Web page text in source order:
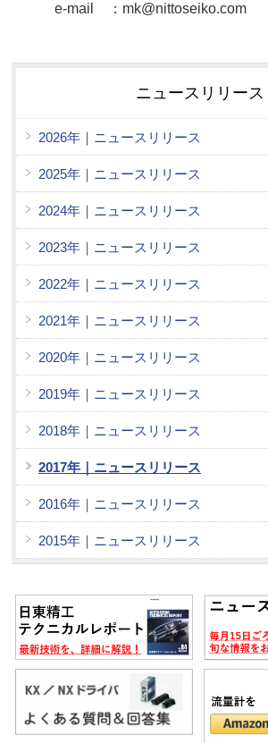
e-mail ：mk@nittoseiko.com
ニュースリリース
2026年｜ニュースリリース
2025年｜ニュースリリース
2024年｜ニュースリリース
2023年｜ニュースリリース
2022年｜ニュースリリース
2021年｜ニュースリリース
2020年｜ニュースリリース
2019年｜ニュースリリース
2018年｜ニュースリリース
2017年｜ニュースリリース
2016年｜ニュースリリース
2015年｜ニュースリリース